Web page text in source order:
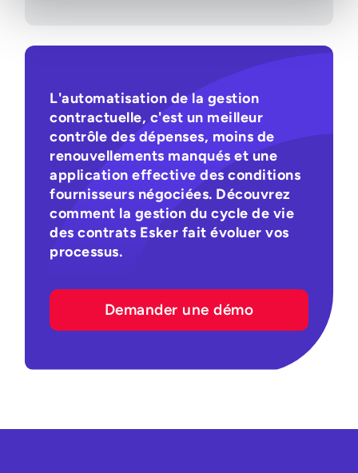
L'automatisation de la gestion
contractuelle, c'est un meilleur
contrôle des dépenses, moins de
renouvellements manqués et une
application effective des conditions
fournisseurs négociées. Découvrez
comment la gestion du cycle de vie
des contrats Esker fait évoluer vos
processus.
Demander une démo